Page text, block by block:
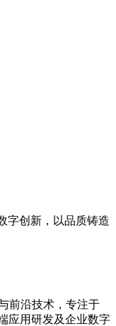
字创新，以品质铸造
前沿技术，专注于
应用研发及企业数字